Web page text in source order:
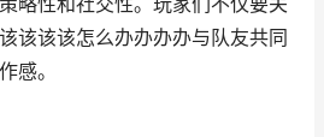
该该该怎么办办办办与队友共同
感。